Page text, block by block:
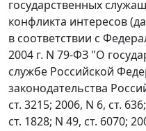
государственных
конфликта интересов
в соответствии с
2004 г. N 79-ФЗ "О
службе Российской
законодательства
ст. 3215; 2006, N 6, ст.
ст. 1828; N 49, ст. 6070;